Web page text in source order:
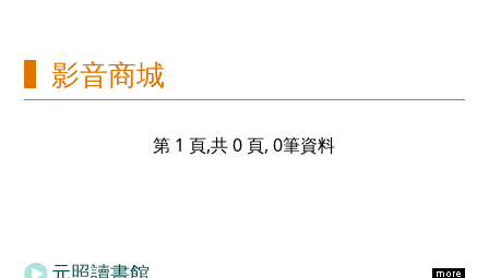
影音商城
第 1 頁,共 0 頁, 0筆資料